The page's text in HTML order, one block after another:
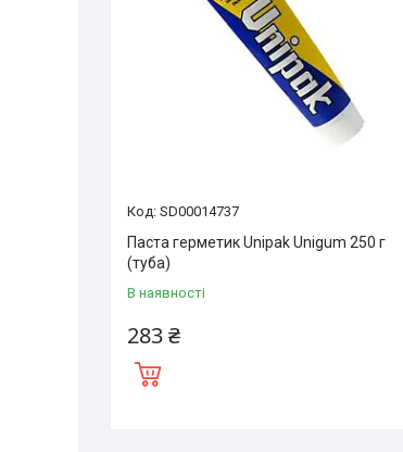
SD00014737
Паста герметик Unipak Unigum 250 г
(туба)
В наявності
283 ₴